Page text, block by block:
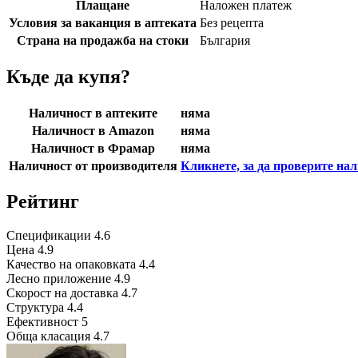
Плащане
Наложен платеж
Условия за ваканция в аптеката Без рецепта
Страна на продажба на стоки
България
Къде да купя?
Наличност в аптеките
няма
Наличност в Amazon
няма
Наличност в Фрамар
няма
Наличност от производителя Кликнете, за да проверите
Рейтинг
Спецификации 4.6
Цена 4.9
Качество на опаковката 4.4
Лесно приложение 4.9
Скорост на доставка 4.7
Структура 4.4
Ефективност 5
Обща класация 4.7